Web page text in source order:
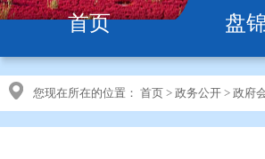
首页 盘
您现在所在的位置： 首页 > 政务公开 > 政府